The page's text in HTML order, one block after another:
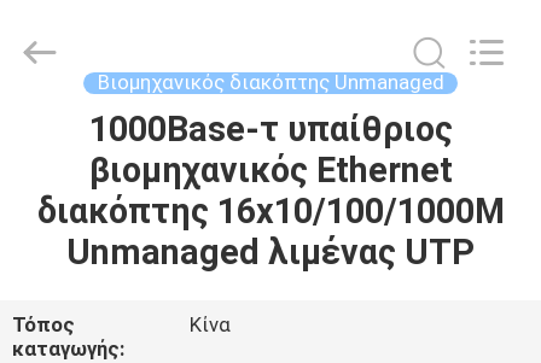
ΠΡΟΪΌΝΤΑ
ΕΜΕΊΣ
Technology
Co.,Ltd.
Βιομηχανικός διακόπτης Unmanaged
1000Base-τ υπαίθριος
βιομηχανικός Ethernet
διακόπτης 16x10/100/1000M
Unmanaged λιμένας UTP
Τόπος
καταγωγής:
Κίνα